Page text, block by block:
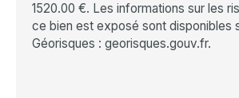
1520.00 €. Les informations sur les
ce bien est exposé sont disponibles
Géorisques : georisques.gouv.fr.